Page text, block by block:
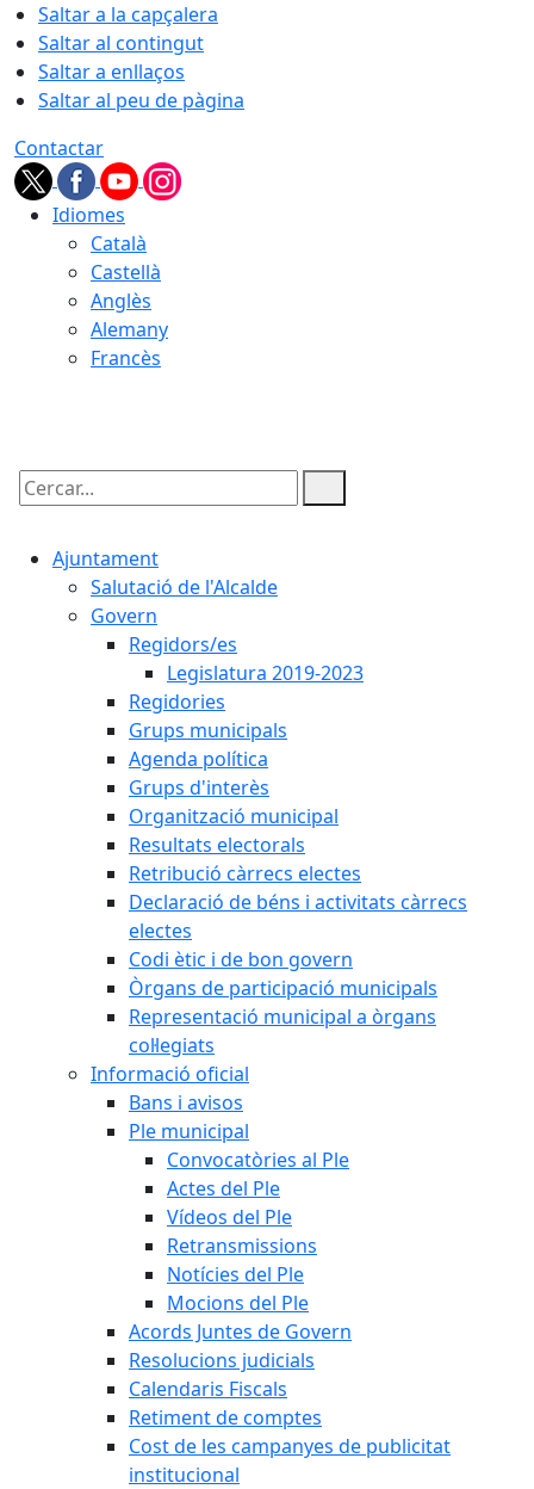
Saltar a la capçalera
Saltar al contingut
Saltar a enllaços
Saltar al peu de pàgina
Contactar
Idiomes
Català
Castellà
Anglès
Alemany
Francès
Cercar:
Ajuntament
Salutació de l'Alcalde
Govern
Regidors/es
Legislatura 2019-2023
Regidories
Grups municipals
Agenda política
Grups d'interès
Organització municipal
Resultats electorals
Retribució càrrecs electes
Declaració de béns i activitats càrrecs
electes
Codi ètic i de bon govern
Òrgans de participació municipals
Representació municipal a òrgans
col·legiats
Informació oficial
Bans i avisos
Ple municipal
Convocatòries al Ple
Actes del Ple
Vídeos del Ple
Retransmissions
Notícies del Ple
Mocions del Ple
Acords Juntes de Govern
Resolucions judicials
Calendaris Fiscals
Retiment de comptes
Cost de les campanyes de publicitat
institucional